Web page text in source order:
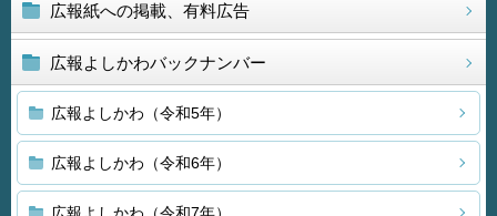
広報紙への掲載、有料広告
広報よしかわバックナンバー
広報よしかわ（令和5年）
広報よしかわ（令和6年）